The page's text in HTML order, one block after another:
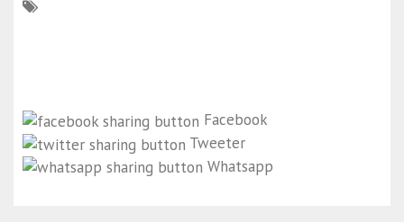
Facebook
Tweeter
Whatsapp